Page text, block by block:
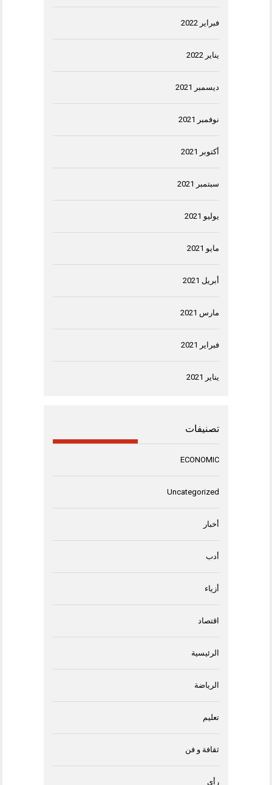
فبراير 2022
يناير 2022
ديسمبر 2021
نوفمبر 2021
أكتوبر 2021
سبتمبر 2021
يوليو 2021
مايو 2021
أبريل 2021
مارس 2021
فبراير 2021
يناير 2021
تصنيفات
ECONOMIC
Uncategorized
أخبار
أدب
أزياء
اقتصاد
الرئيسية
الرياضة
تعليم
ثقافة و فن
رأى